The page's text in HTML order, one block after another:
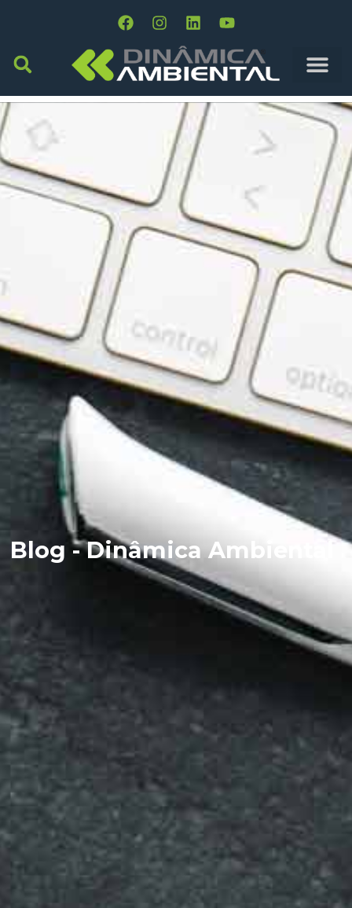
Blog - Dinâmica Ambiental